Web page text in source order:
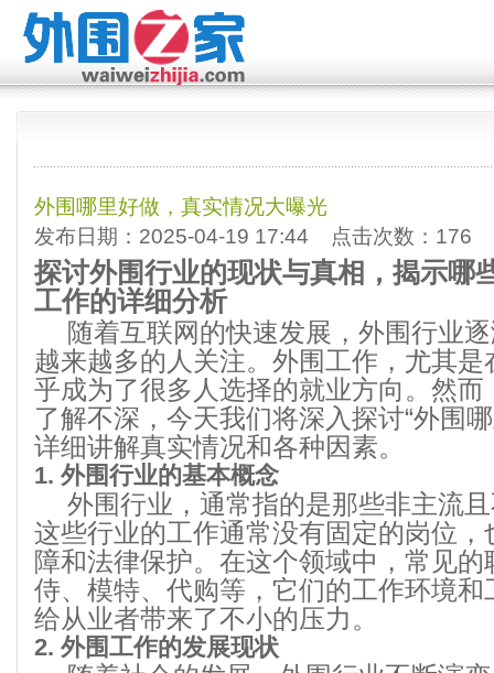
外围哪里好做，真实情况大曝光
发布日期：2025-04-19 17:44 点击次数：176
探讨外围行业的现状与真相，揭示哪
工作的详细分析
随着互联网的快速发展，外围行业
越来越多的人关注。外围工作，尤其
乎成为了很多人选择的就业方向。然
了解不深，今天我们将深入探讨“外围
详细讲解真实情况和各种因素。
1. 外围行业的基本概念
外围行业，通常指的是那些非主流
这些行业的工作通常没有固定的岗位
障和法律保护。在这个领域中，常见
侍、模特、代购等，它们的工作环境
给从业者带来了不小的压力。
2. 外围工作的发展现状